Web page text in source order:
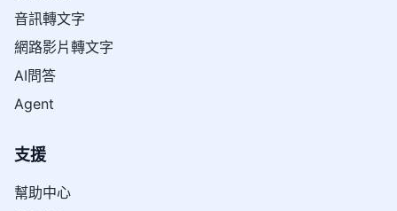
音訊轉文字
網路影片轉文字
AI問答
Agent
支援
幫助中心